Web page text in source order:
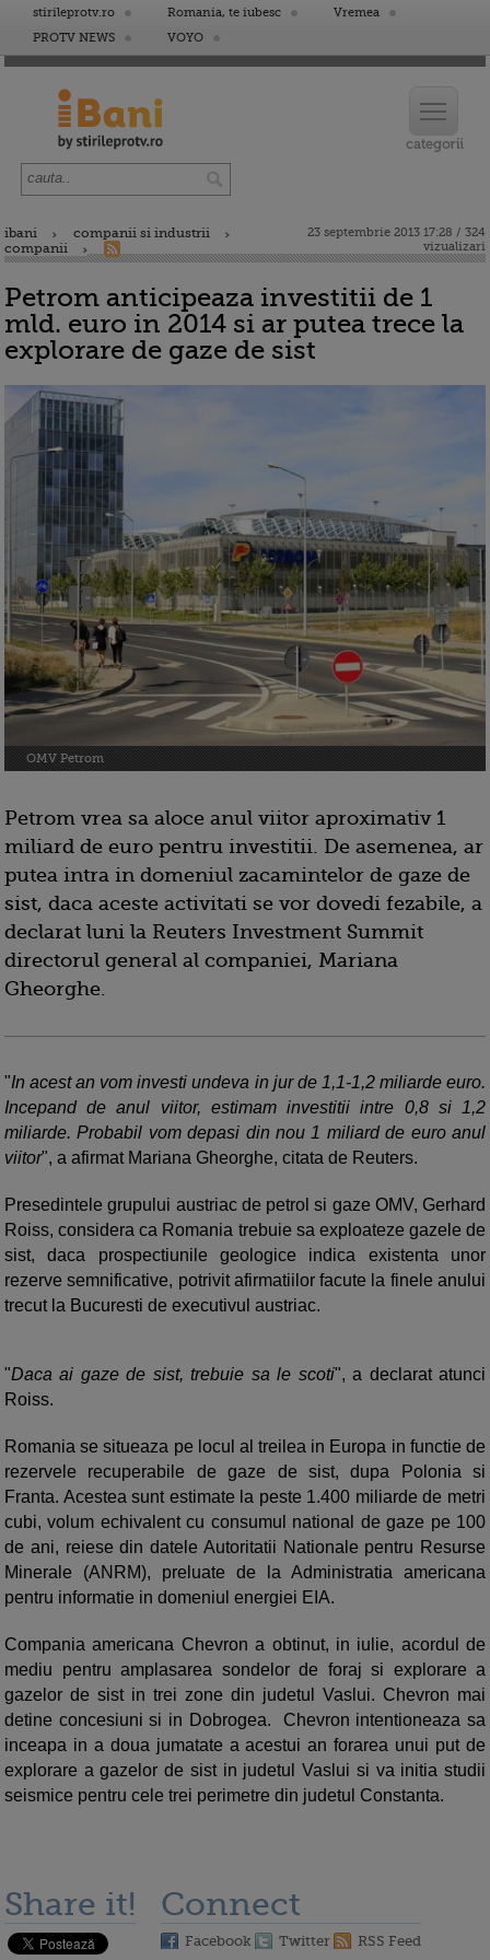
stirileprotv.ro Romania, te iubesc
Vremea
PROTV NEWS
VOYO
ibani
companii si industrii
companii
23 septembrie 2013 17:28 / 324
vizualizari
Petrom anticipeaza investitii de 1
mld. euro in 2014 si ar putea trece la
explorare de gaze de sist
OMV Petrom
Petrom vrea sa aloce anul viitor aproximativ 1
miliard de euro pentru investitii. De asemenea, ar
putea intra in domeniul zacamintelor de gaze de
sist, daca aceste activitati se vor dovedi fezabile, a
declarat luni la Reuters Investment Summit
directorul general al companiei, Mariana
Gheorghe.
"In acest an vom investi undeva in jur de 1,1-1,2 miliarde euro.
Incepand de anul viitor, estimam investitii intre 0,8 si 1,2
miliarde. Probabil vom depasi din nou 1 miliard de euro anul
viitor", a afirmat Mariana Gheorghe, citata de Reuters.
Presedintele grupului austriac de petrol si gaze OMV, Gerhard
Roiss, considera ca Romania trebuie sa exploateze gazele de
sist, daca prospectiunile geologice indica existenta unor
rezerve semnificative, potrivit afirmatiilor facute la finele anului
trecut la Bucuresti de executivul austriac.
"Daca ai gaze de sist, trebuie sa le scoti", a declarat atunci
Roiss.
Romania se situeaza pe locul al treilea in Europa in functie de
rezervele recuperabile de gaze de sist, dupa Polonia si
Franta. Acestea sunt estimate la peste 1.400 miliarde de metri
cubi, volum echivalent cu consumul national de gaze pe 100
de ani, reiese din datele Autoritatii Nationale pentru Resurse
Minerale (ANRM), preluate de la Administratia americana
pentru informatie in domeniul energiei EIA.
Compania americana Chevron a obtinut, in iulie, acordul de
mediu pentru amplasarea sondelor de foraj si explorare a
gazelor de sist in trei zone din judetul Vaslui. Chevron mai
detine concesiuni si in Dobrogea. Chevron intentioneaza sa
inceapa in a doua jumatate a acestui an forarea unui put de
explorare a gazelor de sist in judetul Vaslui si va initia studii
seismice pentru cele trei perimetre din judetul Constanta.
Share it! Connect
Facebook Twitter RSS Feed